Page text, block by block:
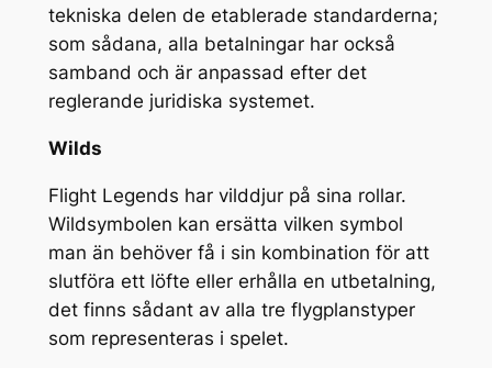
tekniska delen de etablerade standarderna;
som sådana, alla betalningar har också
samband och är anpassad efter det
reglerande juridiska systemet.
Wilds
Flight Legends har vilddjur på sina rollar.
Wildsymbolen kan ersätta vilken symbol
man än behöver få i sin kombination för att
slutföra ett löfte eller erhålla en utbetalning,
det finns sådant av alla tre flygplanstyper
som representeras i spelet.